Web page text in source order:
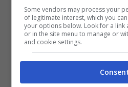
prime indiscrezioni
16 Maggio: Twirling
per sè e altre 10
: incontro
Some vendors may process your
of legitimate interest, which you
your options below. Look for a link
or in the site menu to manage or
and cookie settings.